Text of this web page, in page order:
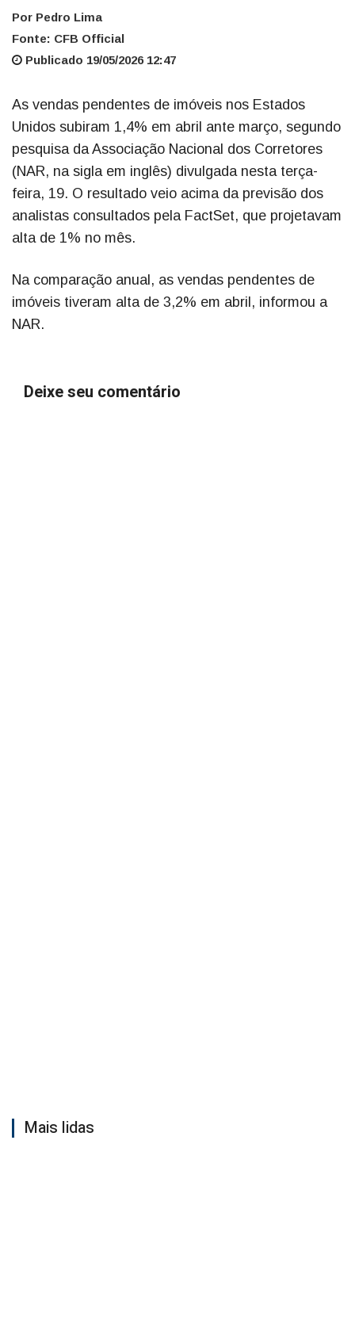
Por Pedro Lima
Fonte: CFB Official
Publicado 19/05/2026 12:47
As vendas pendentes de imóveis nos Estados
Unidos subiram 1,4% em abril ante março, segundo
pesquisa da Associação Nacional dos Corretores
(NAR, na sigla em inglês) divulgada nesta terça-
feira, 19. O resultado veio acima da previsão dos
analistas consultados pela FactSet, que projetavam
alta de 1% no mês.
Na comparação anual, as vendas pendentes de
imóveis tiveram alta de 3,2% em abril, informou a
NAR.
Deixe seu comentário
Mais lidas